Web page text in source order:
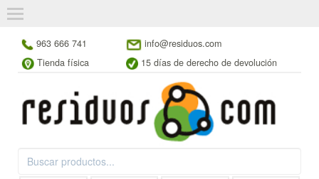
963 666 741
info@residuos.com
Tienda física
15 días de derecho de devolución